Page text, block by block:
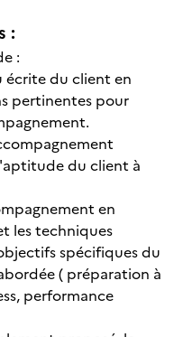
:
:
écrite du client en
pertinentes pour
du client à
en
les techniques
spécifiques du
( préparation à
performance